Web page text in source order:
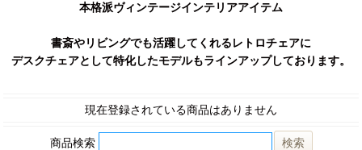
本格派ヴィンテージインテリアアイテム
書斎やリビングでも活躍してくれるレトロチェアに
デスクチェアとして特化したモデルもラインアップしております。
現在登録されている商品はありません
商品検索